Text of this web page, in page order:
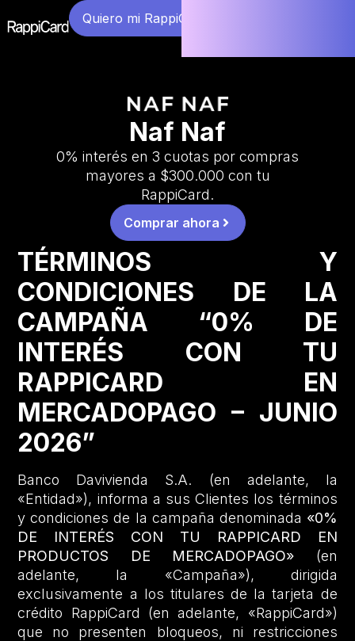
Quiero mi RappiCard
Naf Naf
0% interés en 3 cuotas por compras
mayores a $300.000 con tu
RappiCard.
Comprar ahora
TÉRMINOS Y
CONDICIONES DE LA
CAMPAÑA “0% DE
INTERÉS CON TU
RAPPICARD EN
MERCADOPAGO – JUNIO
2026”
Banco Davivienda S.A. (en adelante, la
«Entidad»), informa a sus Clientes los términos
y condiciones de la campaña denominada «0%
DE INTERÉS CON TU RAPPICARD EN
PRODUCTOS DE MERCADOPAGO» (en
adelante, la «Campaña»), dirigida
exclusivamente a los titulares de la tarjeta de
crédito RappiCard (en adelante, «RappiCard»)
que no presenten bloqueos, ni restricciones